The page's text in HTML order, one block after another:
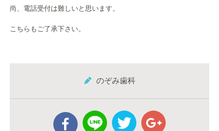
尚、電話受付は難しいと思います。
こちらもご了承下さい。
のぞみ歯科